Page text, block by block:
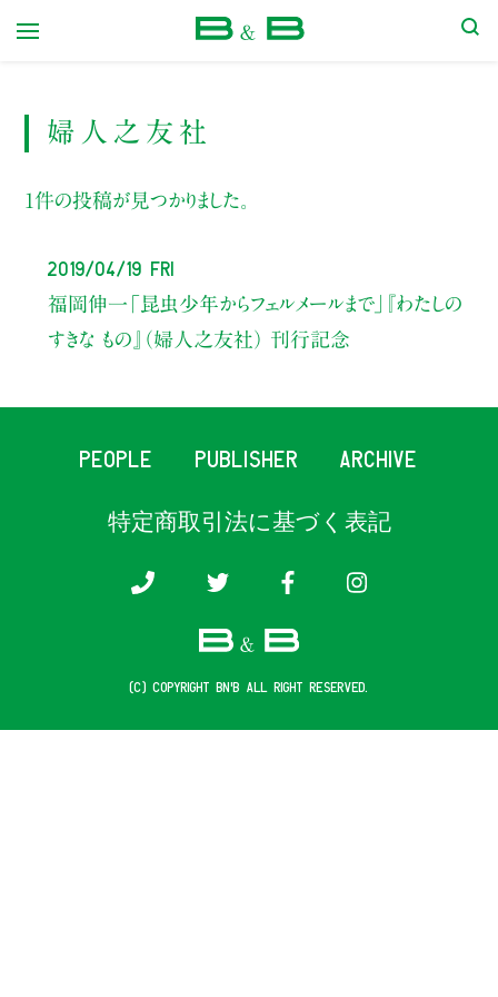
婦人之友社
1件の投稿が見つかりました。
2019/04/19 Fri
福岡伸一 「昆虫少年からフェルメールまで」
『わたしの
すきな もの』（婦人之友社） 刊行記念
PEOPLE PUBLISHER ARCHIVE
特定商取引法に基づく表記
(c) COPYRIGHT B&B ALL RIGHT RESERVED.